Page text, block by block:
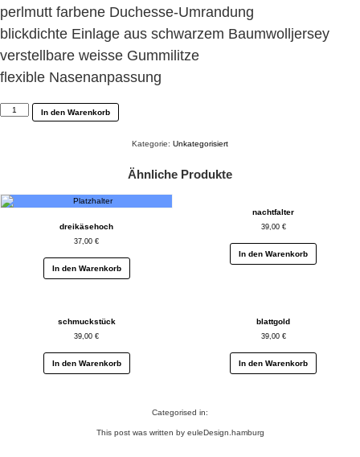
perlmutt farbene Duchesse-Umrandung
blickdichte Einlage aus schwarzem Baumwolljersey
verstellbare weisse Gummilitze
flexible Nasenanpassung
feenflug
In den Warenkorb
Kategorie: Unkategorisiert
Ähnliche Produkte
dreikäsehoch
37,00€
In den Warenkorb
nachtfalter
39,00 €
In den Warenkorb
schmuckstück
39,00€
In den Warenkorb
blattgold
39,00 €
In den Warenkorb
Categorised in:
This post was written by euleDesign.hamburg